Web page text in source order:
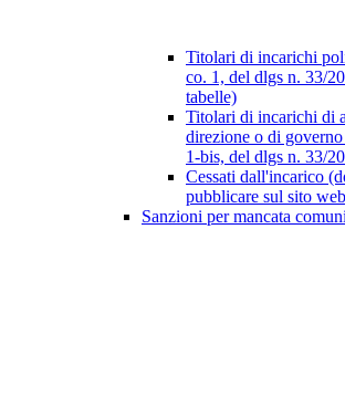
Titolari di incarichi
co. 1, del dlgs n. 33/
tabelle)
Titolari di incarichi di
direzione o di
1-bis, del dlgs n. 33/
Cessati dall'incarico
pubblicare sul sito
Sanzioni per mancata